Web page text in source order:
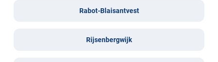
Rabot-Blaisantvest
Rijsenbergwijk